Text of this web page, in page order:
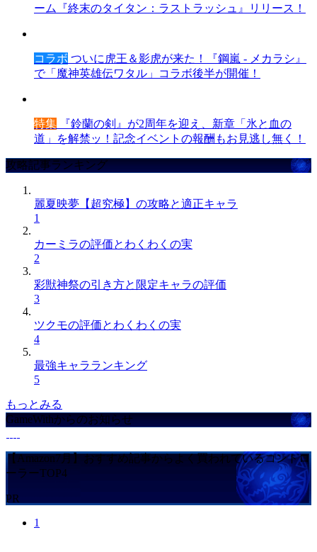
ーム『終末のタイタン：ラストラッシュ』リリース！
コラボ ついに虎王＆影虎が来た！『鋼嵐 - メカラシ』
で「魔神英雄伝ワタル」コラボ後半が開催！
特集 『鈴蘭の剣』が2周年を迎え、新章「氷と血の
道」を解禁ッ！記念イベントの報酬もお見逃し無く！
攻略記事ランキング
麗夏映夢【超究極】の攻略と適正キャラ
1
カーミラの評価とわくわくの実
2
彩獣神祭の引き方と限定キャラの評価
3
ツクモの評価とわくわくの実
4
最強キャラランキング
5
もっとみる
GameWithからのお知らせ
【Amazon7月】おすすめ記事からよく買われているコントロ
ーラーTOP4
PR
1